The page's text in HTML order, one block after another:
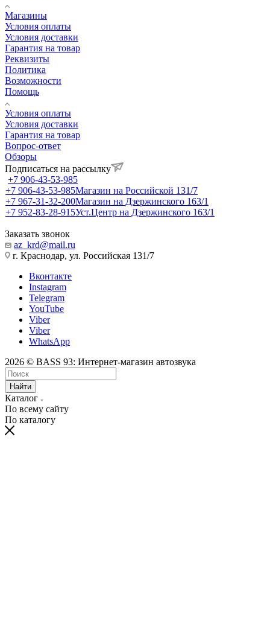
Магазины
Условия оплаты
Условия доставки
Гарантия на товар
Реквизиты
Политика
Возможности
Помощь
Условия оплаты
Условия доставки
Гарантия на товар
Вопрос-ответ
Обзоры
Подписаться на рассылку
+7 906-43-53-985
+7 906-43-53-985Магазин на Российской 131/7
+7 967-31-32-200Магазин на Дзержинского 163/1
+7 952-83-28-915Уст.Центр на Дзержинского 163/1
Заказать звонок
az_krd@mail.ru
г. Краснодар, ул. Российская 131/7
Вконтакте
Instagram
Telegram
YouTube
Viber
Viber
WhatsApp
2026 © BASS 93: Интернет-магазин автозвука
Найти
Каталог
По всему сайту
По каталогу